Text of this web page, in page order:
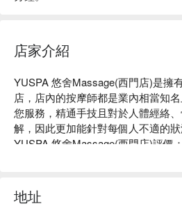
店家介紹
YUSPA 悠舍Massage(西門店)是擁
店，店內的按摩師都是業內相當知
您服務，精通手技且對於人體經絡
解，因此更加能針對每個人不適的狀
YUSPA 悠舍Massage(西門店)評價
汗。
YUSPA 悠舍Massage(西門店)預約、
地址